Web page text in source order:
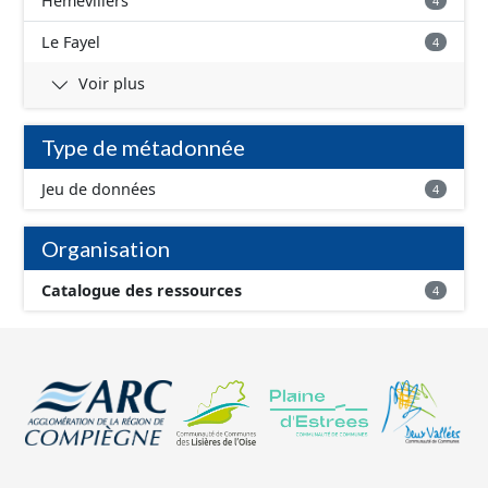
Le Fayel 4
Voir plus
Type de métadonnée
Jeu de données 4
Organisation
Catalogue des ressources 4